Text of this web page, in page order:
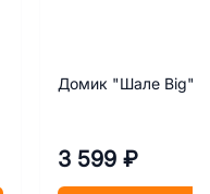
Домик "Шале Big"
3 599 ₽